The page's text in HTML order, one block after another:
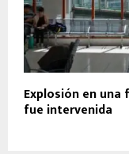
Explosión en una
fue intervenida